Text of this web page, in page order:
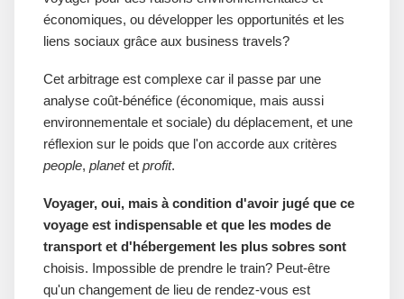
économiques, ou développer les opportunités et les
liens sociaux grâce aux business travels?
Cet arbitrage est complexe car il passe par une
analyse coût-bénéfice (économique, mais aussi
environnementale et sociale) du déplacement, et une
réflexion sur le poids que l'on accorde aux critères
people, planetet profit.
Voyager, oui, mais à condition d'avoir jugé que ce
voyage est indispensable et que les modes de
transport et d'hébergement les plus sobres sont
choisis. Impossible de prendre le train? Peut-être
qu'un changement de lieu de rendez-vous est